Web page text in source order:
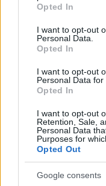
Opted In
I want to opt-out
Personal Data.
Opted In
I want to opt-out
Personal Data for
Opted In
I want to opt-out
Retention, Sale,
Personal Data
Purposes for
Opted Out
Google consents
entrate? La
dipendenti, un
minima frazione di
PDD Holdings non
sue dimensioni, la
magazzini che
di assistenza
essere in gran
estende
utilizza